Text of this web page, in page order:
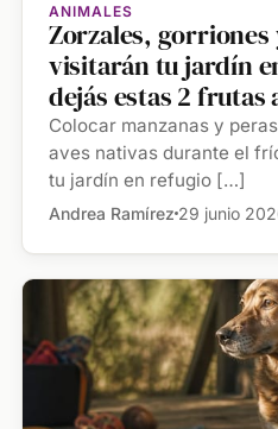
ANIMALES
Zorzales,
visitarán tu jardín
dejás estas 2 frutas
Colocar manzanas y
aves nativas durante el
tu jardín en refugio […]
Andrea Ramírez 29 junio